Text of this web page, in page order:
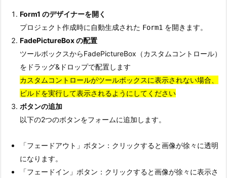
ョ
の
実
行
5.
5.
補
足
張
Form1 のデザイナーを開く
プロジェクト作成時に自動生成された Form1 を開きます。
FadePictureBox の配置
ツールボックスからFadePictureBox（カスタムコントロール）
をドラッグ&ドロップで配置します
カスタムコントロールがツールボックスに表示されない場合、
ビルドを実行して表示されるように してください
ボタンの追加
以下の2つのボタンをフォームに追加します。
「フェードアウト」ボタン：クリックすると画像が徐々に透明
になります。
「フェードイン」ボタン：クリックすると画像が徐々に表示さ